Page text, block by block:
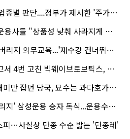
단....정부가 제시한 '주가 누르기' 방지법
품성 낮춰 사라지게 해야"…일부 신중론도
의무교육...'재수강 건너뛰기' 허점
번 고친 빅웨이브로보틱스, 수요예측
잡던 당국, 묘수는 과다호가부담금?
운용 승자 독식...운용수익 미래에셋의 6배
피…사실상 단종 수순 밟는 '단종레'